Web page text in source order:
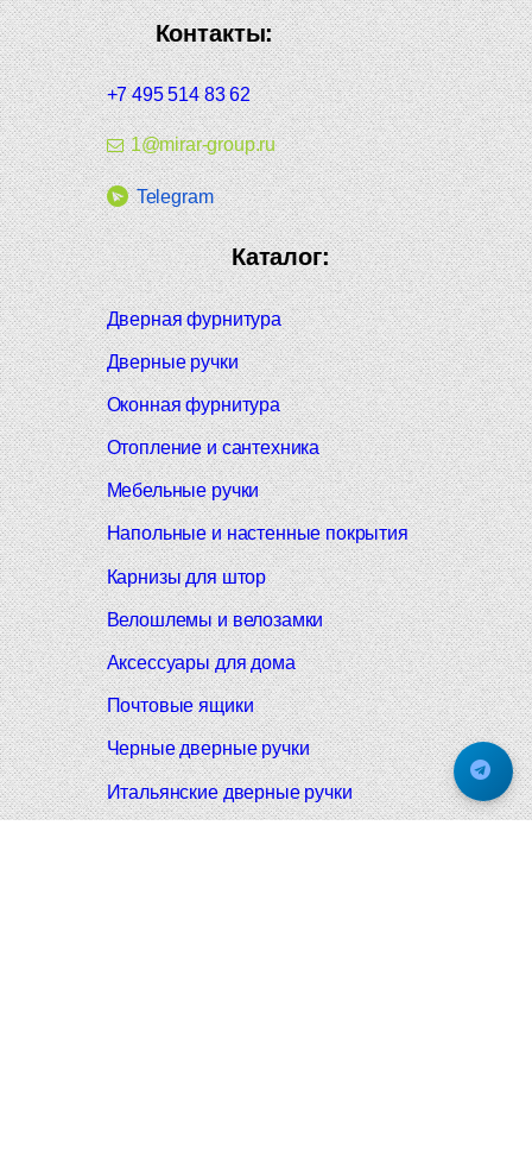
Контакты:
+7 495 514 83 62
1@mirar-group.ru
Telegram
Каталог:
Дверная фурнитура
Дверные ручки
Оконная фурнитура
Отопление и сантехника
Мебельные ручки
Напольные и настенные покрытия
Карнизы для штор
Велошлемы и велозамки
Аксессуары для дома
Почтовые ящики
Черные дверные ручки
Итальянские дверные ручки